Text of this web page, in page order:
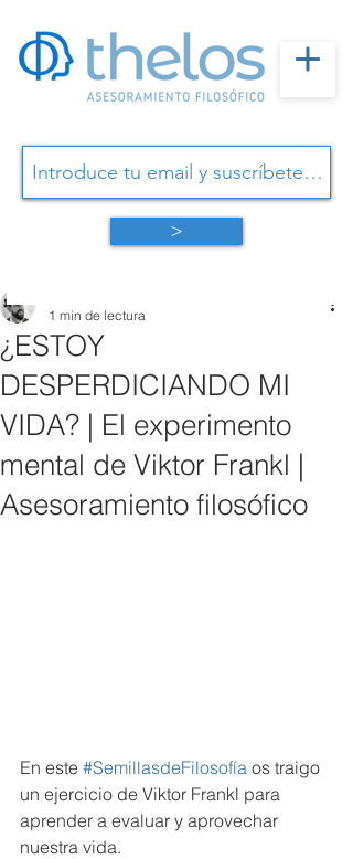
¿ESTOY
DESPERDICIANDO MI
VIDA? | El experimento
mental de Viktor Frankl |
Asesoramiento filosófico
1 min de lectura
En este #SemillasdeFilosofía os traigo
un ejercicio de Viktor Frankl para
aprender a evaluar y aprovechar
nuestra vida.
>